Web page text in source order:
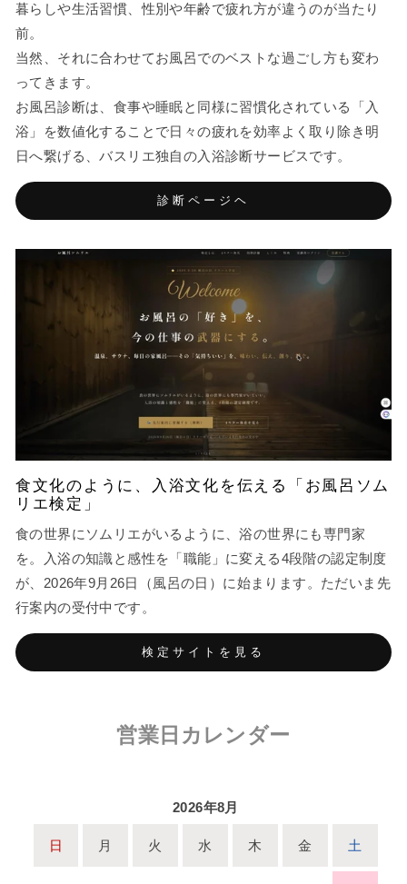
暮らしや生活習慣、性別や年齢で疲れ方が違うのが当たり
前。
当然、それに合わせてお風呂でのベストな過ごし方も変わ
ってきます。
お風呂診断は、食事や睡眠と同様に習慣化されている「入
浴」を数値化することで日々の疲れを効率よく取り除き明
日へ繋げる、バスリエ独自の入浴診断サービスです。
診断ページヘ
食文化のように、入浴文化を伝える「お風呂ソム
リエ検定」
食の世界にソムリエがいるように、浴の世界にも専門家
を。入浴の知識と感性を「職能」に変える4段階の認定制度
が、2026年9月26日（風呂の日）に始まります。ただいま先
行案内の受付中です。
検定サイトを見る
営業日カレンダー
2026年8月
日 月 火 水 木 金 土